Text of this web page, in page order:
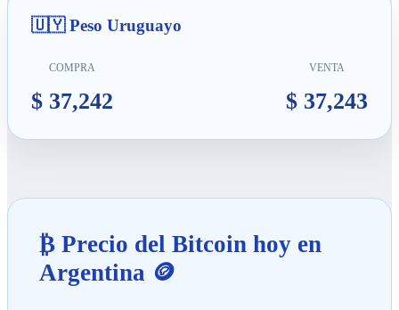
🇺🇾 Peso Uruguayo
COMPRA
$ 37,242
VENTA
$ 37,243
₿ Precio del Bitcoin hoy en
Argentina 🪙